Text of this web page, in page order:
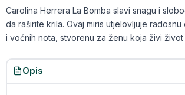
Carolina Herrera La Bomba slavi snagu i
da raširite krila. Ovaj miris utjelovljuje
i voćnih nota, stvorenu za ženu koja živi
Opis